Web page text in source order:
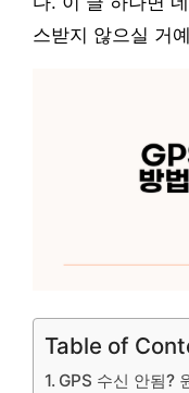
스받지 않으실 거
Table of
GPS 수신 안됨?